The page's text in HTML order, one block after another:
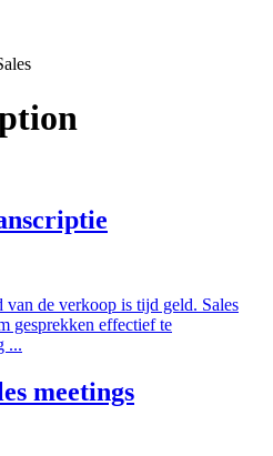
van de verkoop is tijd geld. Sales
gesprekken effectief te
...
meetings